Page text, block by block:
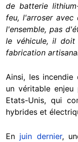
de batterie
feu, l'arroser
l'ensemble, pas
le véhicule, il doit
fabrication
Ainsi, les incendie
un véritable enjeu
Etats-Unis, qui
hybrides et
En juin dernier,